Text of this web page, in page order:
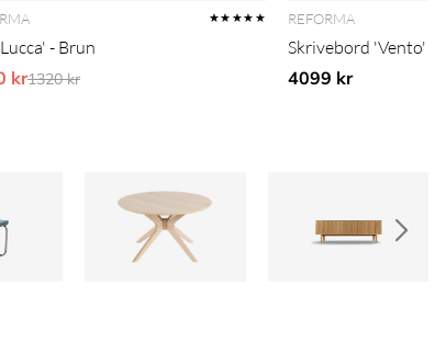
★★★★★
- Brun
krOrdinarie pris:
1320 kr
REFORMA
Skrivebord 'Vento'
4099 kr